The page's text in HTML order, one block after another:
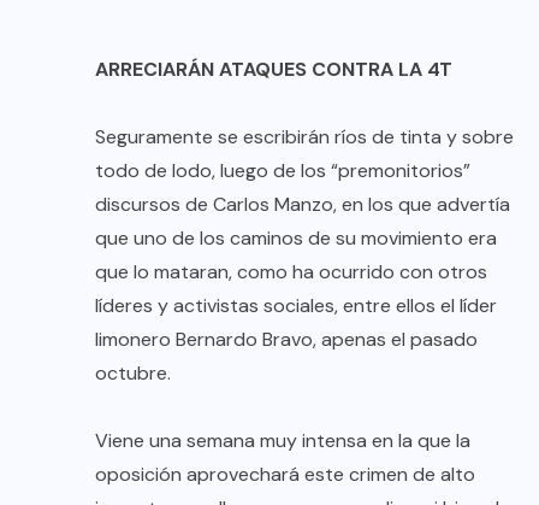
ARRECIARÁN ATAQUES CONTRA LA 4T
Seguramente se escribirán ríos de tinta y sobre
todo de lodo, luego de los “premonitorios”
discursos de Carlos Manzo, en los que advertía
que uno de los caminos de su movimiento era
que lo mataran, como ha ocurrido con otros
líderes y activistas sociales, entre ellos el líder
limonero Bernardo Bravo, apenas el pasado
octubre.
Viene una semana muy intensa en la que la
oposición aprovechará este crimen de alto